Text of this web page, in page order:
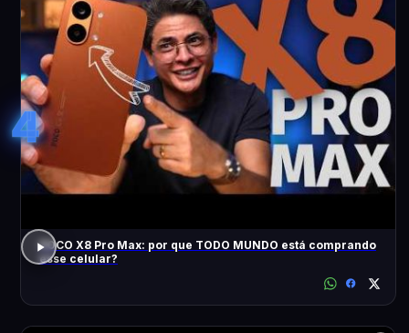
4
POCO X8 Pro Max: por que TODO MUNDO está comprando
esse celular?